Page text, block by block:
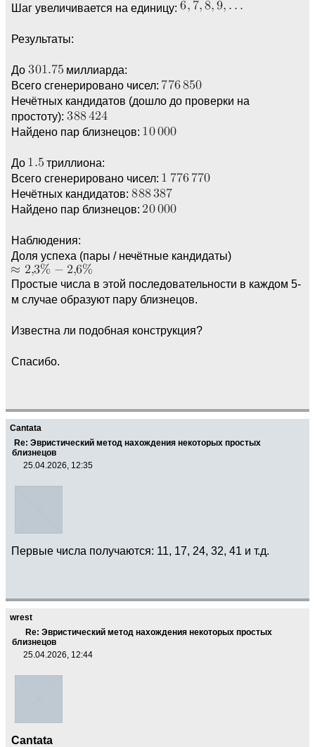
Шаг увеличивается на единицу:
Результаты:
До
миллиарда:
Всего сгенерировано чисел:
Нечётных кандидатов (дошло до проверки на
простоту):
Найдено пар близнецов:
До
триллиона:
Всего сгенерировано чисел:
Нечётных кандидатов:
Найдено пар близнецов:
Наблюдения:
Доля успеха (пары / нечётные кандидаты)
Простые числа в этой последовательности в каждом 5-
м случае образуют пару близнецов.
Известна ли подобная конструкция?
Спасибо.
Cantata
Re: Эвристический метод нахождения некоторых простых
близнецов
25.04.2026, 12:35
Первые числа получаются: 11, 17, 24, 32, 41 и т.д.
wrest
Re: Эвристический метод нахождения некоторых простых
близнецов
25.04.2026, 12:44
Cantata